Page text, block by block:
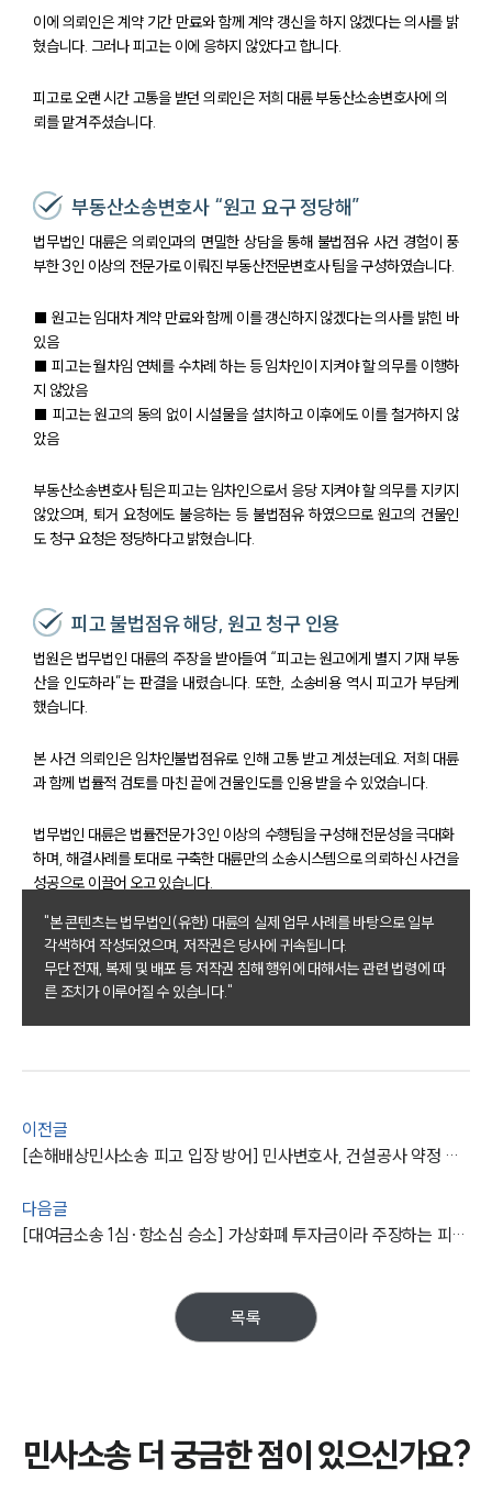
그룹소개
고객의 소리
통합검색
업무사례
주요 업무사례
사례분석/최신동향
법률정보
업무분야
이에 의뢰인은 계약 기간 만료와 함께 계약 갱신을 하지 않겠다는 의사를 밝
혔습니다. 그러나 피고는 이에 응하지 않았다고 합니다.
피고로 오랜 시간 고통을 받던 의뢰인은 저희 대륜 부동산소송변호사에 의
뢰를 맡겨주셨습니다.
부동산소송변호사 “원고 요구 정당해”
법무법인 대륜은 의뢰인과의 면밀한 상담을 통해 불법점유 사건 경험이 풍
부한 3인 이상의 전문가로 이뤄진 부동산전문변호사 팀을 구성하였습니다.
■ 원고는 임대차 계약 만료와 함께 이를 갱신하지 않겠다는 의사를 밝힌 바
있음
■ 피고는 월차임 연체를 수차례 하는 등 임차인이 지켜야 할 의무를 이행하
지 않았음
■ 피고는 원고의 동의 없이 시설물을 설치하고 이후에도 이를 철거하지 않
았음
부동산소송변호사 팀은 피고는 임차인으로서 응당 지켜야 할 의무를 지키지
않았으며, 퇴거 요청에도 불응하는 등 불법점유 하였으므로 원고의 건물인
도 청구 요청은 정당하다고 밝혔습니다.
피고 불법점유 해당, 원고 청구 인용
법원은 법무법인 대륜의 주장을 받아들여 “피고는 원고에게 별지 기재 부동
산을 인도하라”는 판결을 내렸습니다. 또한, 소송비용 역시 피고가 부담케
했습니다.
본 사건 의뢰인은 임차인불법점유로 인해 고통 받고 계셨는데요. 저희 대륜
과 함께 법률적 검토를 마친 끝에 건물인도를 인용 받을 수 있었습니다.
법무법인 대륜은 법률전문가 3인 이상의 수행팀을 구성해 전문성을 극대화
하며, 해결사례를 토대로 구축한 대륜만의 소송시스템으로 의뢰하신 사건을
성공으로 이끌어 오고 있습니다.
"본 콘텐츠는 법무법인(유한) 대륜의 실제 업무 사례를 바탕으로 일부
각색하여 작성되었으며, 저작권은 당사에 귀속됩니다.
무단 전재, 복제 및 배포 등 저작권 침해 행위에 대해서는 관련 법령에 따
른 조치가 이루어질 수 있습니다."
이전글
[손해배상민사소송 피고 입장 방어] 민사변호사, 건설공사 약정 이후 문제 제기한 상대방 청구 기각 시킴
다음글
[대여금소송 1심·항소심 승소] 가상화폐 투자금이라 주장하는 피고, 민사전문변호사 항소 기각
목록
민사소송 더 궁금한 점이 있으신가요?